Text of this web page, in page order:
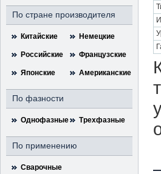
По стране производителя
Китайские Немецкие
Российские Французские
Японские Американские
По фазности
Однофазные Трехфазные
По применению
Сварочные